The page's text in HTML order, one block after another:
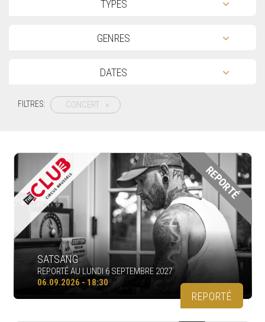
TYPES
GENRES
DATES
FILTRES: CONCERT ×
REPORTÉ
SATSANG
REPORTÉ AU LUNDI 6 SEPTEMBRE 2027
06.09.2026 - 18:30
REPORTÉ